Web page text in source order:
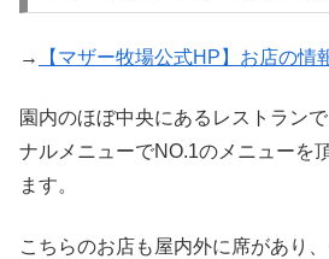
→ 【マザー牧場公式HP】お店の情
園内のほぼ中央にあるレストラン
ナルメニューでNO.1のメニューを
ます。
こちらのお店も屋内外に席があり